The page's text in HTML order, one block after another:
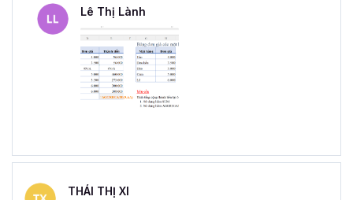
Lê Thị Lành
THÁI THỊ XI